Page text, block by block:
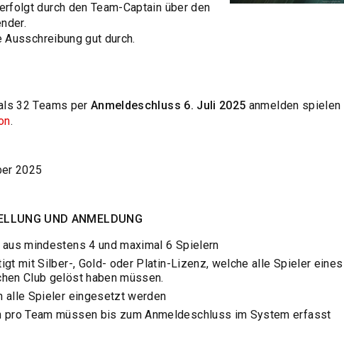
durch den Team-Captain über den
gut durch.
32 Teams per Anmeldeschluss 6. Juli 2025 anmelden spielen
.
2025
UND ANMELDUNG
mindestens 4 und maximal 6 Spielern
mit Silber-, Gold- oder Platin-Lizenz, welche alle Spieler eines
Club gelöst haben müssen.
alle Spieler eingesetzt werden
pro Team müssen bis zum Anmeldeschluss im System erfasst